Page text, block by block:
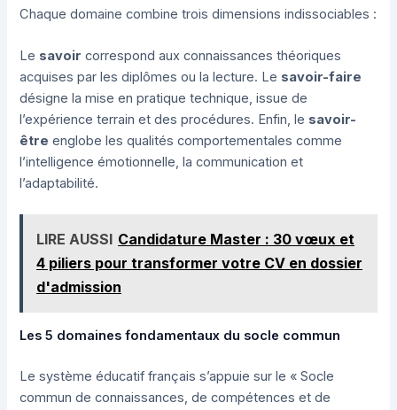
Chaque domaine combine trois dimensions indissociables :
Le savoir correspond aux connaissances théoriques
acquises par les diplômes ou la lecture. Le savoir-faire
désigne la mise en pratique technique, issue de
l’expérience terrain et des procédures. Enfin, le savoir-
être englobe les qualités comportementales comme
l’intelligence émotionnelle, la communication et
l’adaptabilité.
LIRE AUSSI Candidature Master : 30 vœux et
4 piliers pour transformer votre CV en dossier
d'admission
Les 5 domaines fondamentaux du socle commun
Le système éducatif français s’appuie sur le « Socle
commun de connaissances, de compétences et de